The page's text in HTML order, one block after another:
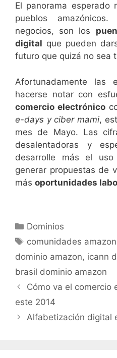
El panorama
pueblos
negocios, son los
digital que pueden
futuro que quizá no sea
Afortunadamente las
hacerse notar con
comercio electrónico
e-days y ciber mami,
mes de Mayo. Las
desalentadoras y
desarrolle más el
generar propuestas de
más oportunidades
Dominios
comunidades
dominio amazon, icann
brasil dominio amazon
Cómo va el comercio
este 2014
Alfabetización digital